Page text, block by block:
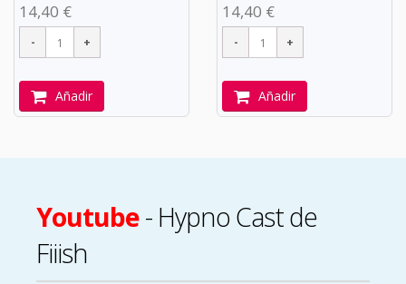
14,40 €
Añadir
14,40 €
Añadir
Youtube- Hypno Cast de
Fiiish